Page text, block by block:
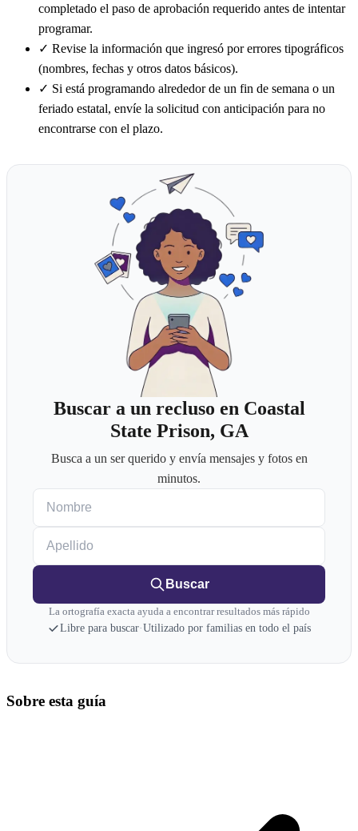
completado el paso de aprobación requerido antes de intentar
programar.
✓ Revise la información que ingresó por errores tipográficos
(nombres, fechas y otros datos básicos).
✓ Si está programando alrededor de un fin de semana o un
feriado estatal, envíe la solicitud con anticipación para no
encontrarse con el plazo.
Buscar a un recluso en Coastal
State Prison, GA
Busca a un ser querido y envía mensajes y fotos en
minutos.
Buscar
La ortografía exacta ayuda a encontrar resultados más rápido
Libre para buscar·Utilizado por familias en todo el país
Sobre esta guía